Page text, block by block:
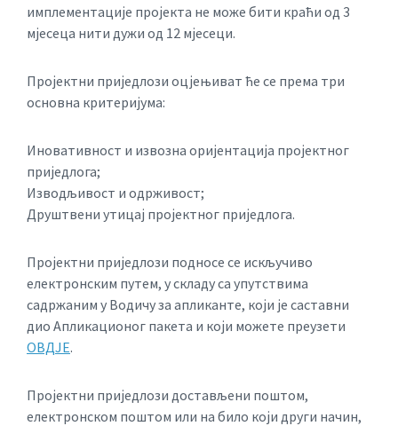
имплементације пројекта не може бити краћи од 3
мјесеца нити дужи од 12 мјесеци.
Пројектни приједлози оцјењиват ће се према три
основна критеријума:
Иновативност и извозна оријентација пројектног
приједлога;
Изводљивост и одрживост;
Друштвени утицај пројектног приједлога.
Пројектни приједлози подносе се искључиво
електронским путем, у складу са упутствима
садржаним у Водичу за апликанте, који је саставни
дио Апликационог пакета и који можете преузети
ОВД‌ЈЕ.
Пројектни приједлози достављени поштом,
електронском поштом или на било који други начин,